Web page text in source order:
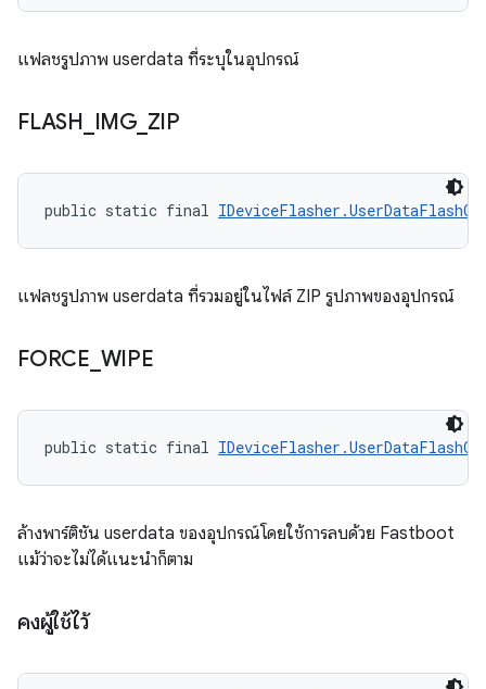
แฟลชรูปภาพ userdata ที่ระบุในอุปกรณ์
FLASH IMG_ ZIP
public static final
แฟลชรูปภาพ userdata ที่รวมอยู่ในไฟล์ ZIP รูปภาพของอุปกรณ์
FORCE WIPE
public static final
ล้างพาร์ติชัน userdata ของอุปกรณ์โดยใช้การลบด้วย Fastboot
แม้ว่าจะไม่ได้แนะนำก็ตาม
คงผู้ใช้ไว้